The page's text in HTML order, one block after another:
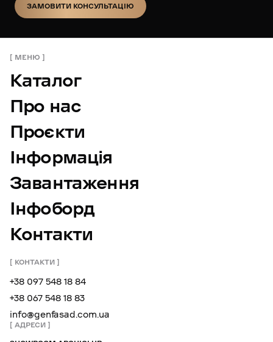
ЗАМОВИТИ КОНСУЛЬТАЦІЮ
МЕНЮ
Каталог
Про нас
Проєкти
Інформація
Завантаження
Інфоборд
Контакти
КОНТАКТИ
+38 097 548 18 84
+38 067 548 18 83
info@genfasad.com.ua
АДРЕСИ